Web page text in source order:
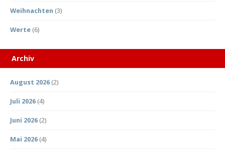
Weihnachten (3)
Werte (6)
Archiv
August 2026 (2)
Juli 2026 (4)
Juni 2026 (2)
Mai 2026 (4)